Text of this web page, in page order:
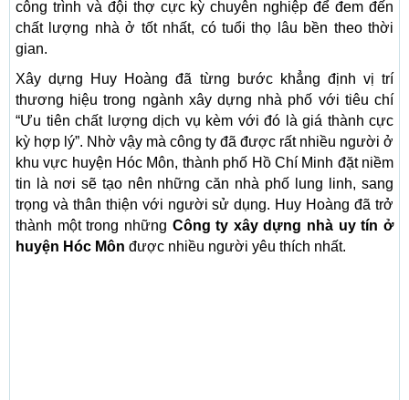
công trình và đội thợ cực kỳ chuyên nghiệp để đem đến
chất lượng nhà ở tốt nhất, có tuổi thọ lâu bền theo thời
gian.
Xây dựng Huy Hoàng đã từng bước khẳng định vị trí
thương hiệu trong ngành xây dựng nhà phố với tiêu chí
“Ưu tiên chất lượng dịch vụ kèm với đó là giá thành cực
kỳ hợp lý”. Nhờ vậy mà công ty đã được rất nhiều người ở
khu vực huyện Hóc Môn, thành phố Hồ Chí Minh đặt niềm
tin là nơi sẽ tạo nên những căn nhà phố lung linh, sang
trọng và thân thiện với người sử dụng. Huy Hoàng đã trở
thành một trong những Công ty xây dựng nhà uy tín ở
huyện Hóc Môn được nhiều người yêu thích nhất.